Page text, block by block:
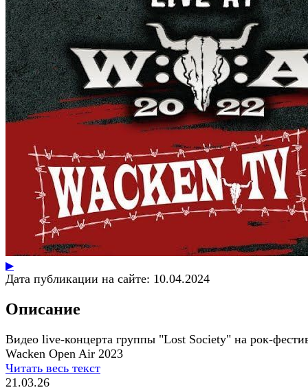
▶
Дата публикации на сайте: 10.04.2024
Описание
Видео live-концерта группы "Lost Society" на рок-
Wacken Open Air 2023
Читать весь текст
21.03.26